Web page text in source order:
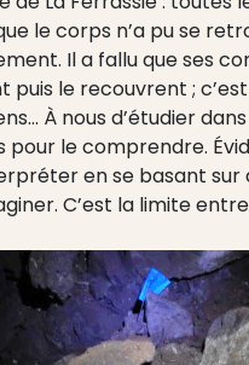
le corps n’a pu se
Il a fallu que ses
puis le recouvrent ;
À nous d’étudier
le comprendre.
en se basant sur
C’est la limite